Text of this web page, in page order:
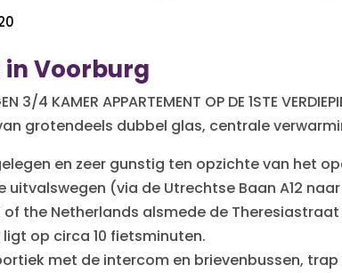
Voorburg
3/4 KAMER APPARTEMENT OP DE 1STE
grotendeels dubbel glas, centrale
en zeer gunstig ten opzichte van het
uitvalswegen (via de Utrechtse Baan A12
of the Netherlands alsmede de
op circa 10 fietsminuten.
met de intercom en brievenbussen,